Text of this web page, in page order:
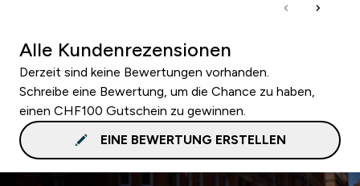
Alle Kundenrezensionen
Derzeit sind keine Bewertungen vorhanden.
Schreibe eine Bewertung, um die Chance zu haben,
einen CHF100 Gutschein zu gewinnen.
EINE BEWERTUNG ERSTELLEN